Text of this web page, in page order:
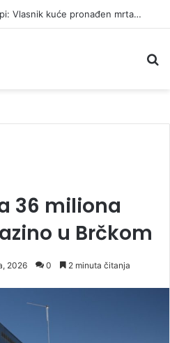
Ubistvo u Bosanskoj Krupi: Vlasnik kuće pronađen mrtav, uhapšen osumnjičeni
36 miliona
u Brčkom
2026 0 2 minuta čitanja